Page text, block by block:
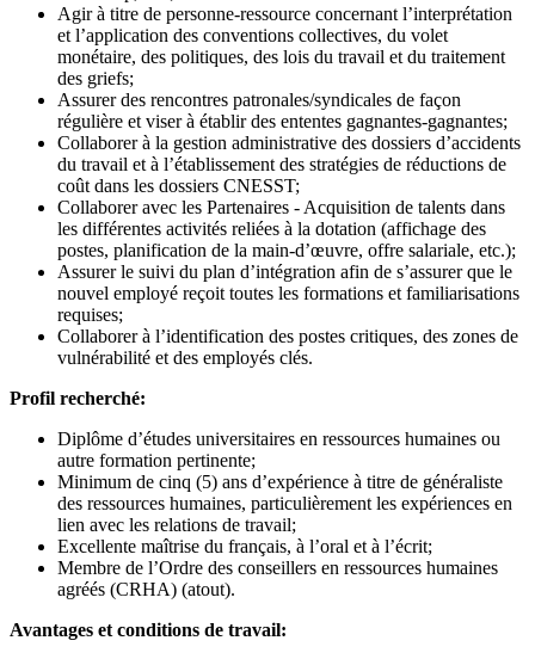
Agir à titre de personne-ressource concernant l’interprétation
et l’application des conventions collectives, du volet
monétaire, des politiques, des lois du travail et du traitement
des griefs;
Assurer des rencontres patronales/syndicales de façon
régulière et viser à établir des ententes gagnantes-gagnantes;
Collaborer à la gestion administrative des dossiers d’accidents
du travail et à l’établissement des stratégies de réductions de
coût dans les dossiers CNESST;
Collaborer avec les Partenaires - Acquisition de talents dans
les différentes activités reliées à la dotation (affichage des
postes, planification de la main-d’œuvre, offre salariale, etc.);
Assurer le suivi du plan d’intégration afin de s’assurer que le
nouvel employé reçoit toutes les formations et familiarisations
requises;
Collaborer à l’identification des postes critiques, des zones de
vulnérabilité et des employés clés.
Profil recherché:
Diplôme d’études universitaires en ressources humaines ou
autre formation pertinente;
Minimum de cinq (5) ans d’expérience à titre de généraliste
des ressources humaines, particulièrement les expériences en
lien avec les relations de travail;
Excellente maîtrise du français, à l’oral et à l’écrit;
Membre de l’Ordre des conseillers en ressources humaines
agréés (CRHA) (atout).
Avantages et conditions de travail: